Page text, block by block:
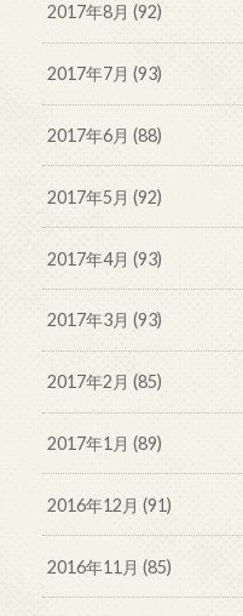
2017年8月 (92)
2017年7月 (93)
2017年6月 (88)
2017年5月 (92)
2017年4月 (93)
2017年3月 (93)
2017年2月 (85)
2017年1月 (89)
2016年12月 (91)
2016年11月 (85)